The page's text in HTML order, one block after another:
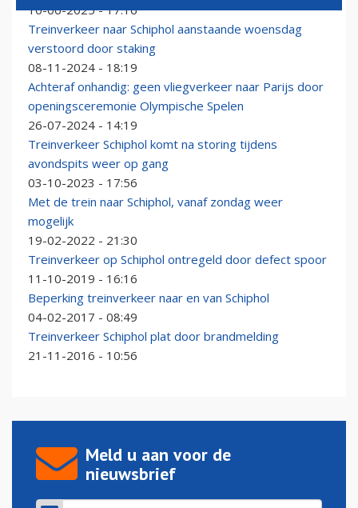
10-06-2025 - 17:16
Treinverkeer naar Schiphol aanstaande woensdag
verstoord door staking
08-11-2024 - 18:19
Achteraf onhandig: geen vliegverkeer naar Parijs door
openingsceremonie Olympische Spelen
26-07-2024 - 14:19
Treinverkeer Schiphol komt na storing tijdens
avondspits weer op gang
03-10-2023 - 17:56
Met de trein naar Schiphol, vanaf zondag weer
mogelijk
19-02-2022 - 21:30
Treinverkeer op Schiphol ontregeld door defect spoor
11-10-2019 - 16:16
Beperking treinverkeer naar en van Schiphol
04-02-2017 - 08:49
Treinverkeer Schiphol plat door brandmelding
21-11-2016 - 10:56
Meld u aan voor de
nieuwsbrief